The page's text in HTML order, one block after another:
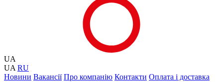
UA
UA RU
Новини Вакансії Про компанію Контакти Оплата і доставка